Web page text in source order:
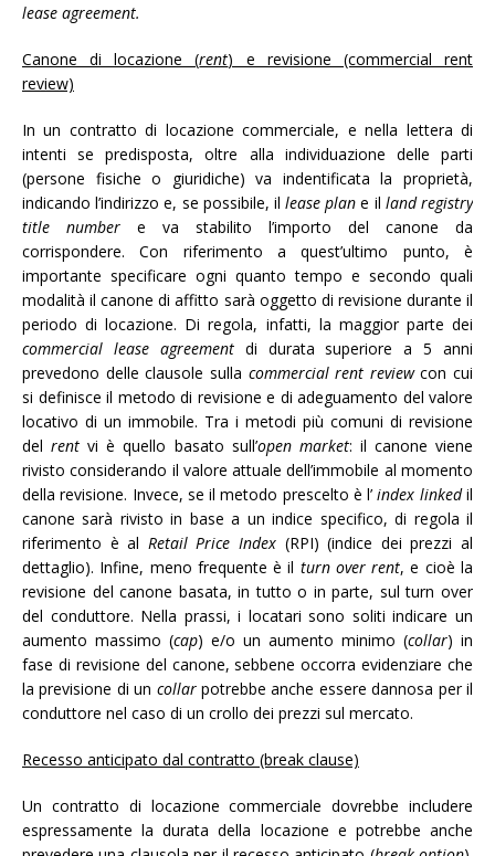
lease agreement.
Canone di locazione (rent) e revisione (commercial rent
review)
In un contratto di locazione commerciale, e nella lettera di
intenti se predisposta, oltre alla individuazione delle parti
(persone fisiche o giuridiche) va indentificata la proprietà,
indicando l’indirizzo e, se possibile, illease plan e il land registry
title number e va stabilito l’importo del canone da
corrispondere. Con riferimento a quest’ultimo punto, è
importante specificare ogni quanto tempo e secondo quali
modalità il canone di affitto sarà oggetto di revisione durante il
periodo di locazione. Di regola, infatti, la maggior parte dei
commercial lease agreementdi durata superiore a 5 anni
prevedono delle clausole sulla commercial rent reviewcon cui
si definisce il metodo di revisione e di adeguamento del valore
locativo di un immobile. Tra i metodi più comuni di revisione
delrent vi è quello basato sull’open market: il canone viene
rivisto considerando il valore attuale dell’immobile al momento
della revisione. Invece, se il metodo prescelto è l’index linkedil
canone sarà rivisto in base a un indice specifico, di regola il
riferimento è al Retail Price Index (RPI) (indice dei prezzi al
dettaglio). Infine, meno frequente è il turn over rent, e cioè la
revisione del canone basata, in tutto o in parte, sul turn over
del conduttore. Nella prassi, i locatari sono soliti indicare un
aumento massimo (cap) e/o un aumento minimo (collar) in
fase di revisione del canone, sebbene occorra evidenziare che
la previsione di un collarpotrebbe anche essere dannosa per il
conduttore nel caso di un crollo dei prezzi sul mercato.
Recesso anticipato dal contratto (break clause)
Un contratto di locazione commerciale dovrebbe includere
espressamente la durata della locazione e potrebbe anche